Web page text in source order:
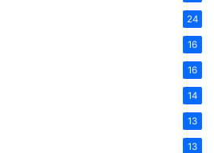
24
16
16
14
13
13